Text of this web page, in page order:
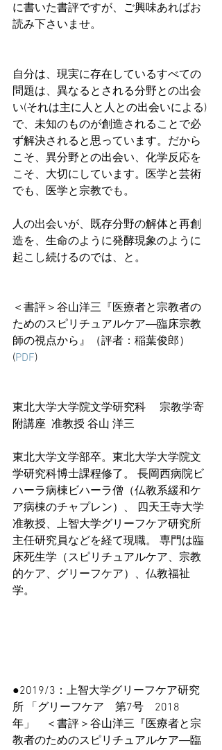
に書いた書評ですが、ご興味あればお
読み下さいませ。
自分は、現実に存在しているすべての
問題は、異なるとされる分野との出会
い(それは主に人と人との出会いによる)
で、未知のものが創造されることで必
ず解決されると思っています。だから
こそ、異分野との出会い、化学反応を
こそ、大切にしています。医学と芸術
でも、医学と宗教でも。
人の出会いが、既存分野の解体と再創
造を、生命のように発酵現象のように
起こし続けるのでは、と。
＜書評＞谷山洋三『医療者と宗教者の
ためのスピリチュアルケア―臨床宗教
師の視点から』（評者：稲葉俊郎）
(PDF)
東北大学大学院文学研究科　 宗教学寄
附講座  准教授 谷山 洋三
東北大学文学部卒。東北大学大学院文
学研究科博士課程修了。 長岡西病院ビ
ハーラ病棟ビハーラ僧（仏教系緩和ケ
ア病棟のチャプレン）、 四天王寺大学
准教授、上智大学グリーフケア研究所
主任研究員などを経て現職。 専門は臨
床死生学（スピリチュアルケア、宗教
的ケア、グリーフケア）、仏教福祉
学。
●2019/3：上智大学グリーフケア研究
所 「グリーフケア　第7号　2018
年」　＜書評＞谷山洋三『医療者と宗
教者のためのスピリチュアルケア―臨